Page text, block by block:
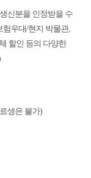
신분을 인정받을 수
우대/현지 박물관,
할인 등의 다양한
생은 불가)